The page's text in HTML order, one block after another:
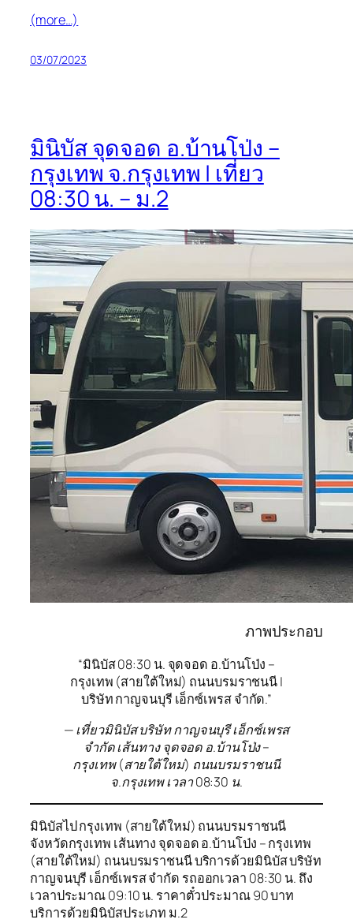
(more…)
03/07/2023
มินิบัส จุดจอด อ.บ้านโป่ง –
กรุงเทพ จ.กรุงเทพ | เที่ยว
08:30 น. – ม.2
ภาพประกอบ
“มินิบัส 08:30 น. จุดจอด อ.บ้านโป่ง –
กรุงเทพ (สายใต้ใหม่) ถนนบรมราชนนี |
บริษัท กาญจนบุรี เอ็กซ์เพรส จำกัด.”
— เที่ยวมินิบัส บริษัท กาญจนบุรี เอ็กซ์เพรส
จำกัด เส้นทาง จุดจอด อ.บ้านโป่ง –
กรุงเทพ (สายใต้ใหม่) ถนนบรมราชนนี
จ.กรุงเทพ เวลา 08:30 น.
มินิบัสไป กรุงเทพ (สายใต้ใหม่) ถนนบรมราชนนี
จังหวัดกรุงเทพ เส้นทาง จุดจอด อ.บ้านโป่ง – กรุงเทพ
(สายใต้ใหม่) ถนนบรมราชนนี บริการด้วยมินิบัส บริษัท
กาญจนบุรี เอ็กซ์เพรส จำกัด รถออกเวลา 08:30 น. ถึง
เวลาประมาณ 09:10 น. ราคาตั๋วประมาณ 90 บาท
บริการด้วยมินิบัสประเภท ม.2